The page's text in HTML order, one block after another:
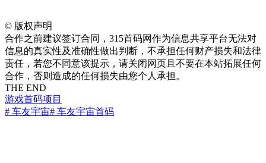
© 版权声明
合作之前建议签订合同，315首码网作为信息共享平台无法对
信息的真实性及准确性做出判断，不承担任何财产损失和法律
责任，若您不同意该提示，请关闭网页且不要在本站拓展任何
合作，否则造成的任何损失由您个人承担。
THE END
游戏首码项目
# 车友宇宙# 车友宇宙首码